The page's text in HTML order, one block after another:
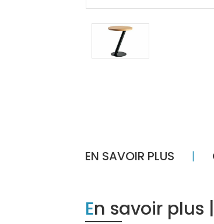
EN SAVOIR PLUS
En savoir